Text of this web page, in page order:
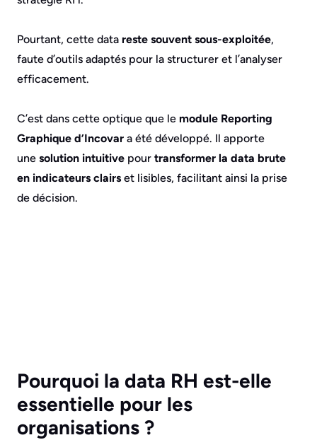
Pourtant, cette data reste souvent sous-exploitée,
faute d’outils adaptés pour la structurer et l’analyser
efficacement.
C’est dans cette optique que le module Reporting
Graphique d’Incovar a été développé. Il apporte
une solution intuitive pour transformer la data brute
en indicateurs clairs et lisibles, facilitant ainsi la prise
de décision.
Pourquoi la data RH est-elle
essentielle pour les
organisations ?